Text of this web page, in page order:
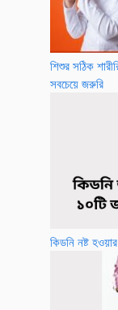
শিশুর সঠিক
সবচেয়ে জরুরি
কিডনি নষ্ট